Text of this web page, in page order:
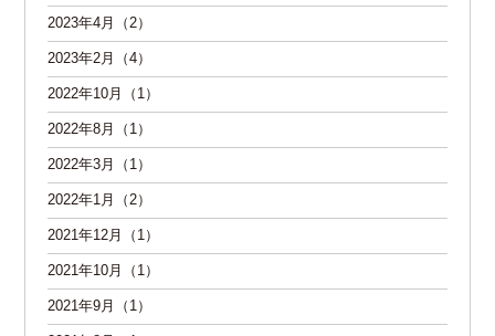
2023年4月（2）
2023年2月（4）
2022年10月（1）
2022年8月（1）
2022年3月（1）
2022年1月（2）
2021年12月（1）
2021年10月（1）
2021年9月（1）